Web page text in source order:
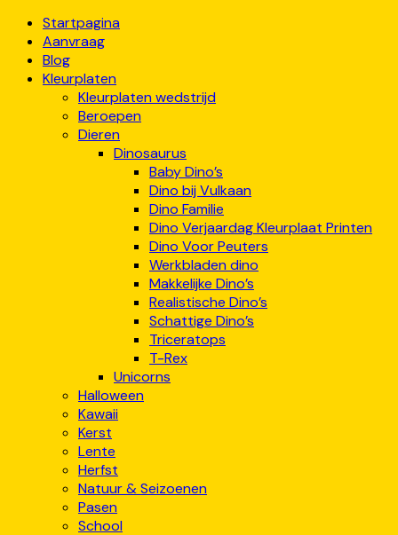
Startpagina
Aanvraag
Blog
Kleurplaten
Kleurplaten wedstrijd
Beroepen
Dieren
Dinosaurus
Baby Dino’s
Dino bij Vulkaan
Dino Familie
Dino Verjaardag Kleurplaat Printen
Dino Voor Peuters
Werkbladen dino
Makkelijke Dino’s
Realistische Dino’s
Schattige Dino’s
Triceratops
T-Rex
Unicorns
Halloween
Kawaii
Kerst
Lente
Herfst
Natuur & Seizoenen
Pasen
School